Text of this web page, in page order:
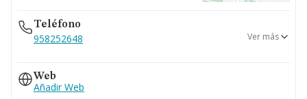
Teléfono
958252648
606...
Ver teléfono 606...
958253648
Ver más
Web
Añadir Web